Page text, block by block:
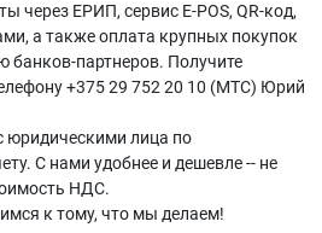
через ЕРИП, сервис E-POS, QR-код,
а также оплата крупных покупок
банков-партнеров. Получите
+375 29 752 20 10 (МТС) Юрий
юридическими лица по
С нами удобнее и дешевле -- не
НДС.
к тому, что мы делаем!